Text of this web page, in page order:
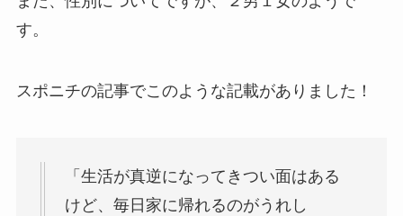
す。
スポニチの記事でこのような記載がありました！
「生活が真逆になってきつい面はある
けど、毎日家に帰れるのがうれし